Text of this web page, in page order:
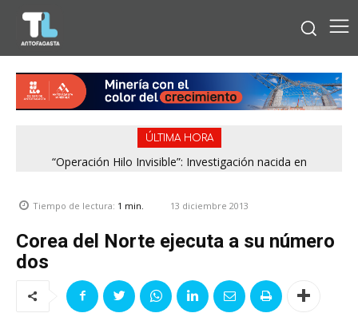
ÚLTIMA HORA
“Operación Hilo Invisible”: Investigación nacida en
Tiempo de lectura: 1 min. 13 diciembre 2013
Corea del Norte ejecuta a su número
dos